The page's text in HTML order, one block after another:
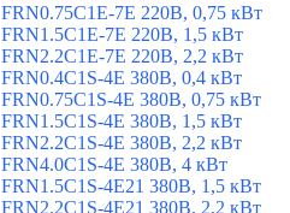
FRN0.75C1E-7E 220В, 0,75 кВт
FRN1.5C1E-7E 220В, 1,5 кВт
FRN2.2C1E-7E 220В, 2,2 кВт
FRN0.4C1S-4E 380В, 0,4 кВт
FRN0.75C1S-4E 380В, 0,75 кВт
FRN1.5C1S-4E 380В, 1,5 кВт
FRN2.2C1S-4E 380В, 2,2 кВт
FRN4.0C1S-4E 380В, 4 кВт
FRN1.5C1S-4E21 380В, 1,5 кВт
FRN2.2C1S-4E21 380В, 2,2 кВт